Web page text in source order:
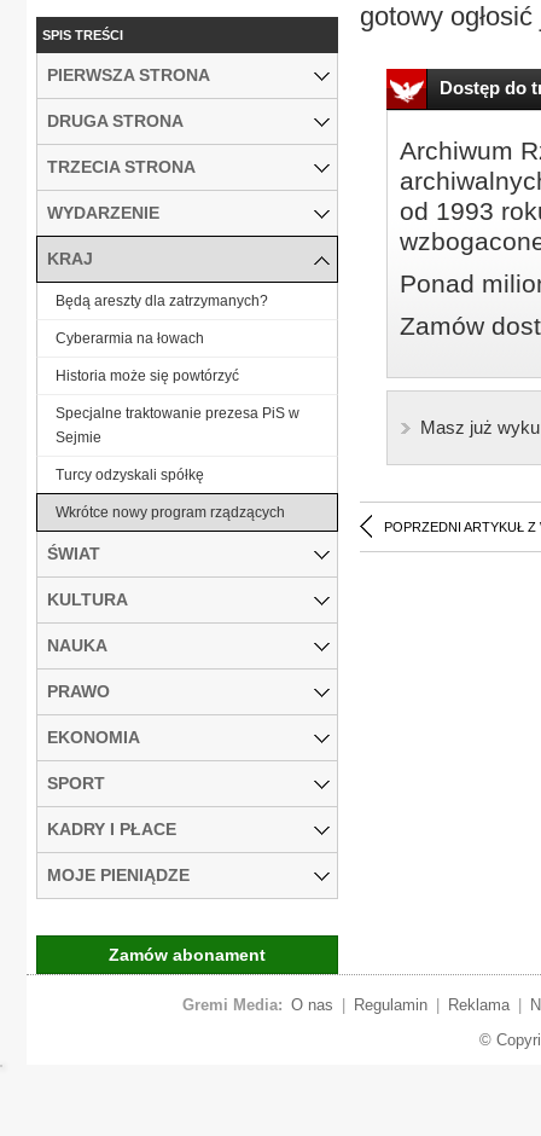
gotowy
Dostęp do
Archiwum
od 1993
Ponad
Zamów
Masz już
POPRZEDNI ARTYKUŁ Z
SPIS TREŚCI
PIERWSZA STRONA
DRUGA STRONA
TRZECIA STRONA
WYDARZENIE
KRAJ
Będą areszty dla zatrzymanych?
Cyberarmia na łowach
Historia może się powtórzyć
Specjalne traktowanie prezesa PiS w
Sejmie
Turcy odzyskali spółkę
Wkrótce nowy program rządzących
ŚWIAT
KULTURA
NAUKA
PRAWO
EKONOMIA
SPORT
KADRY I PŁACE
MOJE PIENIĄDZE
Zamów abonament
Gremi Media: O nas Regulamin Reklama
©